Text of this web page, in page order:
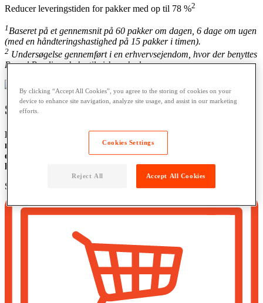
Reducer leveringstiden for pakker med op til 78 %2
1 Baseret på et gennemsnit på 60 pakker om dagen, 6 dage om ugen
(med en håndteringshastighed på 15 pakker i timen).
2 Undersøgelse gennemført i en erhvervsejendom, hvor der benyttes
Parcel Pending-skabe til virksomheder.
Sådan
Brug pakkeskabe til erhvervsvirksomheder til at tilbyde sikker,
moderne pakkehåndtering til administratorer af
erhvervsejendomme og offentlige bygninger, hvor der
håndteres store mængder leveringer og returneringer.
Step 1
By clicking “Accept All Cookies”, you agree to the storing of cookies on your
device to enhance site navigation, analyze site usage, and assist in our marketing
efforts.
Cookies Settings
Reject All Accept All Cookies